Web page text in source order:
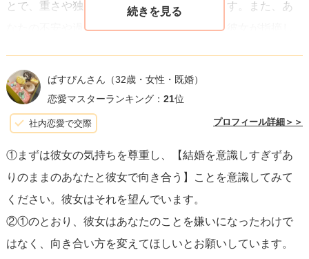
とで、重さや独占感が軽くなることがあります。また、あ
なたの不安や過去のことは正直に伝えつつ、彼女が指摘し
的に決めると良いです。彼女が別れを選ばないのは、嫌い
になったわけではなく「今のやり方だと先に進めない」と
思っているから――つまり距離を置いて様子を見たい、改
最後に、今後あなたが彼女の顔色ばかり伺う関係になるの
ではないか、対等でいられるのかという点ですが、答えは
「やり方次第」だと思います。感情的に反応してしまいそ
うなときはその場で長々と弁解せず、一度落ち着いてから
ぱすぴんさん （32歳・女性・既婚）
恋愛マスターランキング： 21位
社内恋愛で交際 プロフィール詳細＞＞
①まずは彼女の気持ちを尊重し、【結婚を意識しすぎずあ
りのままのあなたと彼女で向き合う】ことを意識してみて
ください。彼女はそれを望んでいます。
②①のとおり、彼女はあなたのことを嫌いになったわけで
はなく、向き合い方を変えてほしいとお願いしています。